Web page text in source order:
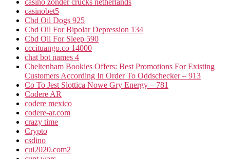
casino zonder crucks netherlands
casinobet5
Cbd Oil Dogs 925
Cbd Oil For Bipolar Depression 134
Cbd Oil For Sleep 590
cccituango.co 14000
chat bot names 4
Cheltenham Bookies Offers: Best Promotions For Existing
Customers According In Order To Oddschecker – 913
Co To Jest Slottica Nowe Gry Energy – 781
Codere AR
codere mexico
codere-ar.com
crazy time
Crypto
csdino
cui2020.com2